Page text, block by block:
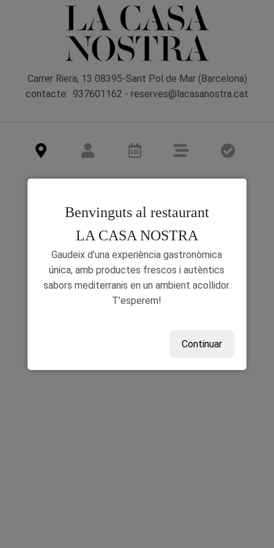
Carrer Riera, 13 08395-Sant Pol de Mar (Barcelona)
contacte: 937601162 - reserves@lacasanostra.cat
Benvinguts al restaurant
LA CASA NOSTRA
Gaudeix d’una experiència gastronòmica
única, amb productes frescos i autèntics
sabors mediterranis en un ambient acollidor.
T’esperem!
Continuar